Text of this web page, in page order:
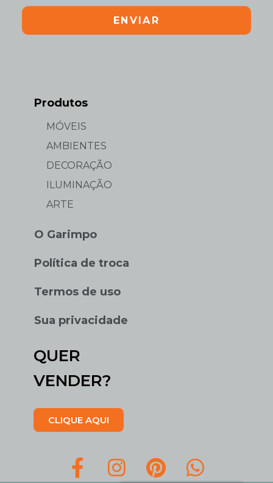
ENVIAR
Produtos
MÓVEIS
AMBIENTES
DECORAÇÃO
ILUMINAÇÃO
ARTE
O Garimpo
Política de troca
Termos de uso
Sua privacidade
QUER
VENDER?
CLIQUE AQUI